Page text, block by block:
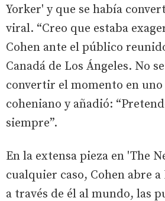
Yorker' y que se había
viral. “Creo que estaba
Cohen ante el público
Canadá de Los Ángeles. No
convertir el momento en
coheniano y añadió:
siempre”.
En la extensa pieza en 'The
cualquier caso, Cohen abre
a través de él al mundo, las